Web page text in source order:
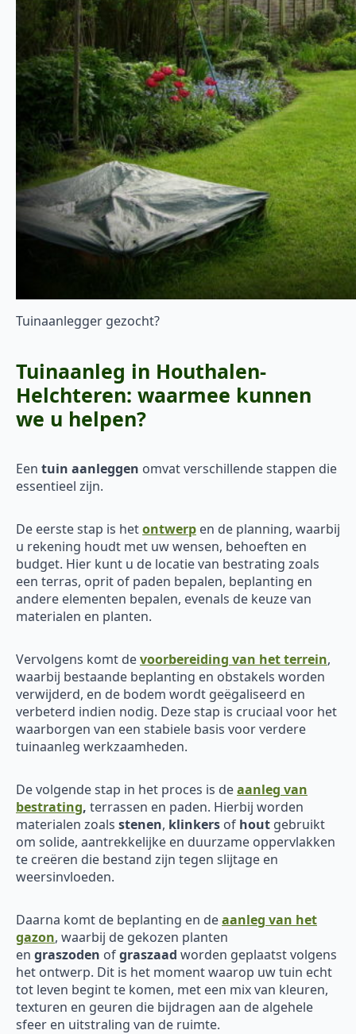
Tuinaanlegger gezocht?
Tuinaanleg in Houthalen-
Helchteren: waarmee kunnen
we u helpen?
Een tuin aanleggen omvat verschillende stappen die
essentieel zijn.
De eerste stap is hetontwerp en de planning, waarbij
u rekening houdt met uw wensen, behoeften en
budget. Hier kunt u de locatie van bestrating zoals
een terras, oprit of paden bepalen, beplanting en
andere elementen bepalen, evenals de keuze van
materialen en planten.
Vervolgens komt devoorbereiding van het terrein,
waarbij bestaande beplanting en obstakels worden
verwijderd, en de bodem wordt geëgaliseerd en
verbeterd indien nodig. Deze stap is cruciaal voor het
waarborgen van een stabiele basis voor verdere
tuinaanleg werkzaamheden.
De volgende stap in het proces is deaanleg van
bestrating, terrassen en paden. Hierbij worden
materialen zoals stenen, klinkers of hout gebruikt
om solide, aantrekkelijke en duurzame oppervlakken
te creëren die bestand zijn tegen slijtage en
weersinvloeden.
Daarna komt de beplanting en deaanleg van het
gazon, waarbij de gekozen planten
en graszoden ofgraszaad worden geplaatst volgens
het ontwerp. Dit is het moment waarop uw tuin echt
tot leven begint te komen, met een mix van kleuren,
texturen en geuren die bijdragen aan de algehele
sfeer en uitstraling van de ruimte.